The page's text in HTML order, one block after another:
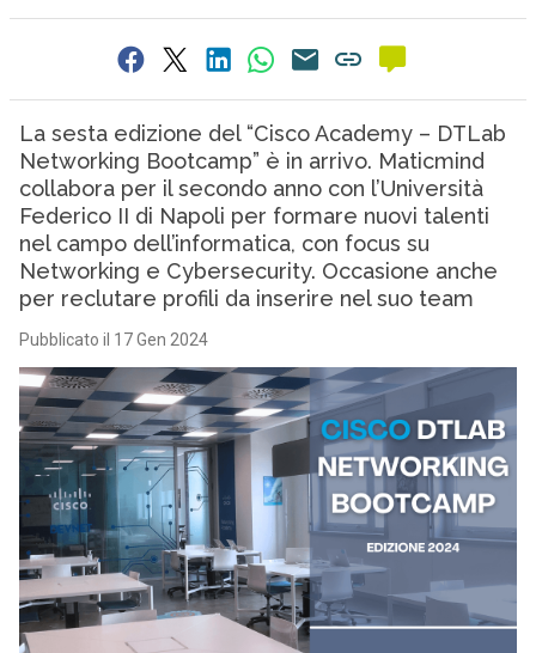
La sesta edizione del “Cisco Academy – DTLab
Networking Bootcamp” è in arrivo. Maticmind
collabora per il secondo anno con l’Università
Federico II di Napoli per formare nuovi talenti
nel campo dell’informatica, con focus su
Networking e Cybersecurity. Occasione anche
per reclutare profili da inserire nel suo team
Pubblicato il 17 Gen 2024